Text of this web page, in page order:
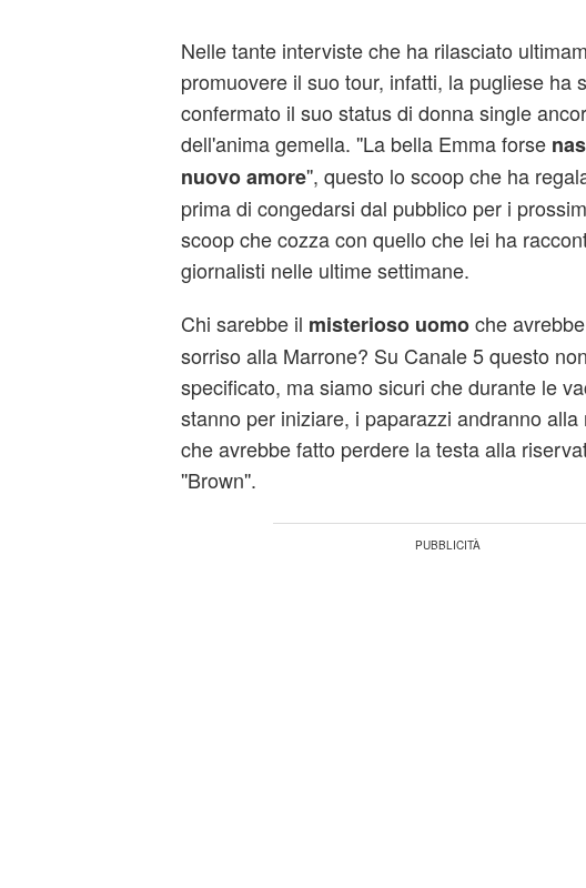
Nelle tante interviste che ha rilasciato
promuovere il suo tour, infatti, la pugliese ha
confermato il suo status di donna single
dell'anima gemella. ''La bella Emma forse
nuovo amore'', questo lo scoop che ha
prima di congedarsi dal pubblico per i
scoop che cozza con quello che lei ha
giornalisti nelle ultime settimane.
Chi sarebbe il misterioso uomoche
sorriso alla Marrone? Su Canale 5 questo
specificato, ma siamo sicuri che durante le
stanno per iniziare, i paparazzi andranno alla
che avrebbe fatto perdere la testa alla
''Brown''.